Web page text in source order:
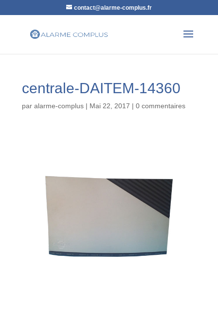
contact@alarme-complus.fr
centrale-DAITEM-14360
par alarme-complus| Mai 22, 2017 | 0 commentaires